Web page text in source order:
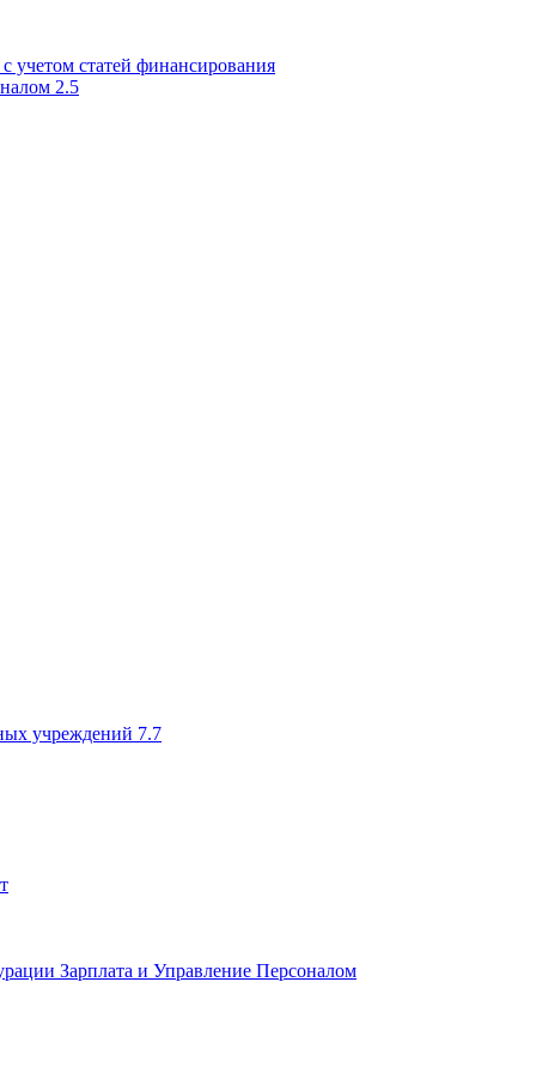
статей финансирования
2.5
учреждений 7.7
Зарплата и Управление Персоналом